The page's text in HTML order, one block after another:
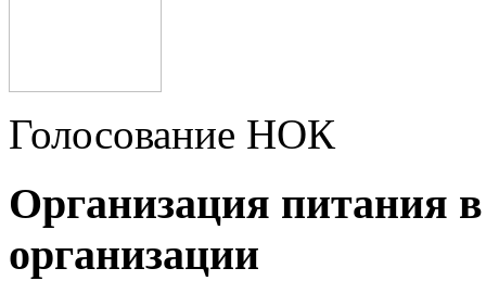
Голосование НОК
Организация питания
организации